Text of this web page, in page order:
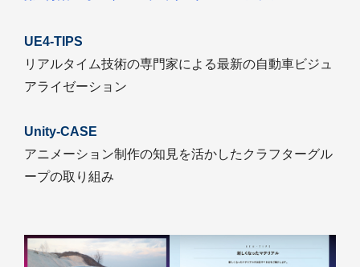
UE4-TIPS
リアルタイム技術の専門家による最新の自動車ビジュ
アライゼーション
Unity-CASE
アニメーション制作の知見を活かしたクラフターグル
ープの取り組み